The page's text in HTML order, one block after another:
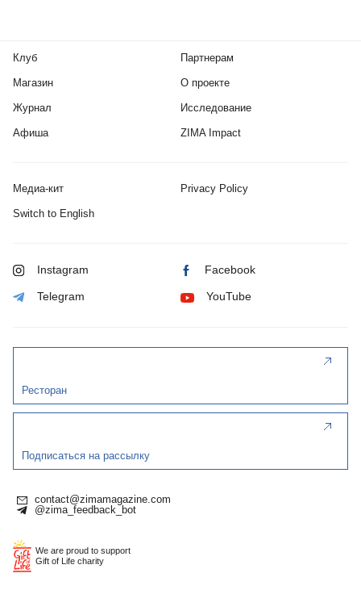
Клуб
Магазин
Журнал
Афиша
Партнерам
О проекте
Исследование
ZIMA Impact
Медиа-кит Privacy Policy
Switch to English
Instagram Facebook
Telegram YouTube
Ресторан
Подписаться на рассылку
contact@zimamagazine.com
@zima_feedback_bot
We are proud to support
Gift of Life charity